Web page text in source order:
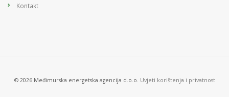
Kontakt
© 2026 Međimurska energetska agencija d.o.o. Uvjeti korištenja i privatnost